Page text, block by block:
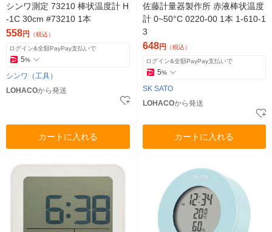
シンワ測定 73210 棒状温度計 H
-1C 30cm #73210 1本
558円 （税込）
ログイン&全額PayPay支払いで
5%
シンワ（工具）
LOHACOから発送
カートに入れる
佐藤計量器製作所 赤液棒状温度
計 0~50°C 0220-00 1本 1-610-1
3
648円 （税込）
ログイン&全額PayPay支払いで
5%
SK SATO
LOHACOから発送
カートに入れる